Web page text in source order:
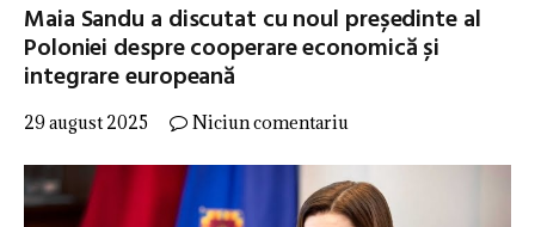
Maia Sandu a discutat cu noul președinte al
Poloniei despre cooperare economică și
integrare europeană
29 august 2025 Niciun comentariu